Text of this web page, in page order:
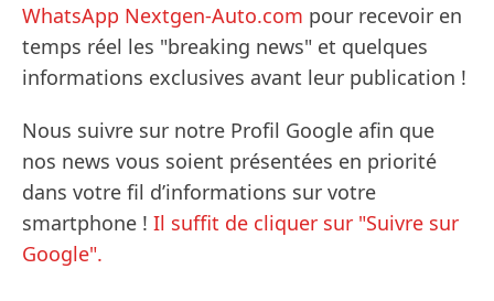
WhatsApp Nextgen-Auto.com pour recevoir en
temps réel les "breaking news" et quelques
informations exclusives avant leur publication !
Nous suivre sur notre Profil Google afin que
nos news vous soient présentées en priorité
dans votre fil d’informations sur votre
smartphone ! Il suffit de cliquer sur "Suivre sur
Google".